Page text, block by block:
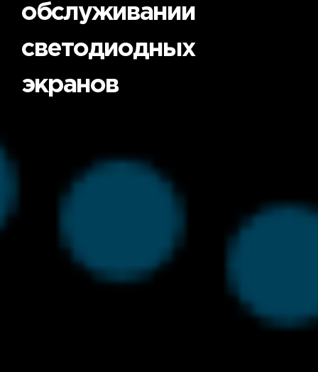
обслуживании
светодиодных
экранов